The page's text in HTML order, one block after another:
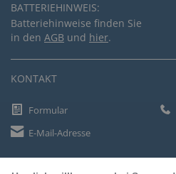
BATTERIEHINWEIS:
Batteriehinweise finden Sie
in den AGB und hier.
KONTAKT
Formular
E-Mail-Adresse